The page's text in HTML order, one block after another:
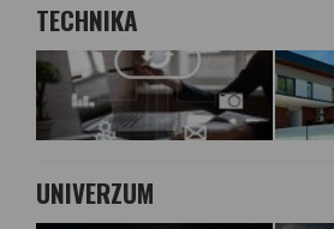
TECHNIKA
UNIVERZUM